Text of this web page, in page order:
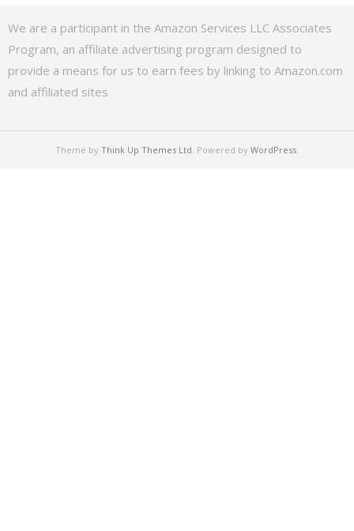
We are a participant in the Amazon Services LLC Associates
Program, an affiliate advertising program designed to
provide a means for us to earn fees by linking to Amazon.com
and affiliated sites
Theme by Think Up Themes Ltd. Powered by WordPress.